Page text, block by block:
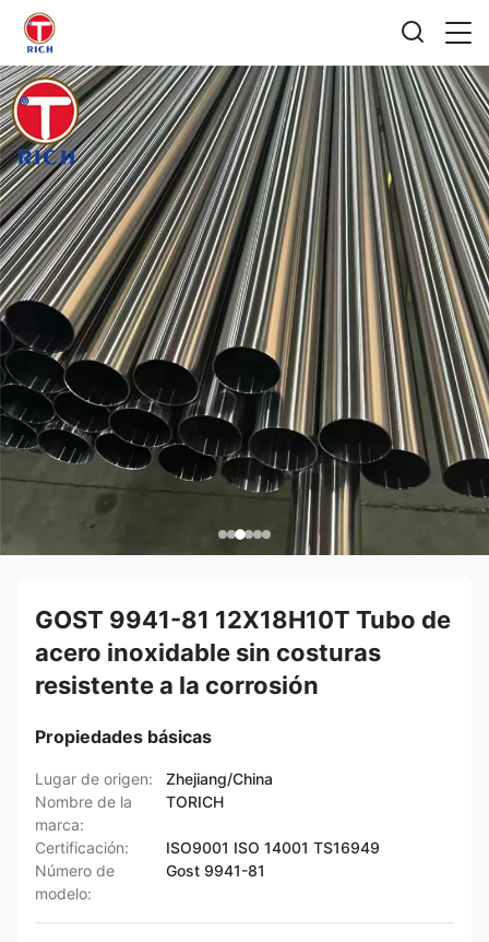
GOST 9941-81 12X18H10T Tubo de
acero inoxidable sin costuras
resistente a la corrosión
Propiedades básicas
Lugar de origen:
Zhejiang/China
Nombre de la
marca:
TORICH
Certificación:
ISO9001 ISO 14001 TS16949
Número de
modelo:
Gost 9941-81